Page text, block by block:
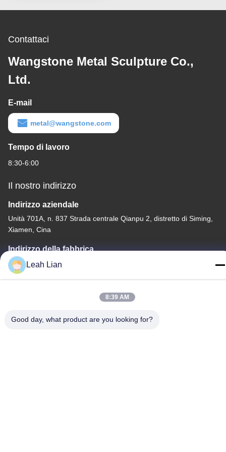
Contattaci
Wangstone Metal Sculpture Co.,
Ltd.
E-mail
metal@wangstone.com
Tempo di lavoro
8:30-6:00
Il nostro indirizzo
Indirizzo aziendale
Unità 701A, n. 837 Strada centrale Qianpu 2, distretto di Siming,
Xiamen, Cina
Indirizzo della fabbrica
No. 72, Yongjun Road, villaggio Wufeng, città di Chongwu,
Quanzhou, Fujian, Cina
Leah Lian
8:39 AM
Good day, what product are you looking for?